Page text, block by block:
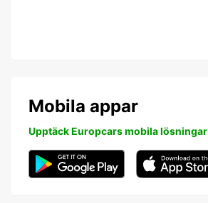
Mobila appar
Upptäck Europcars mobila lösningar